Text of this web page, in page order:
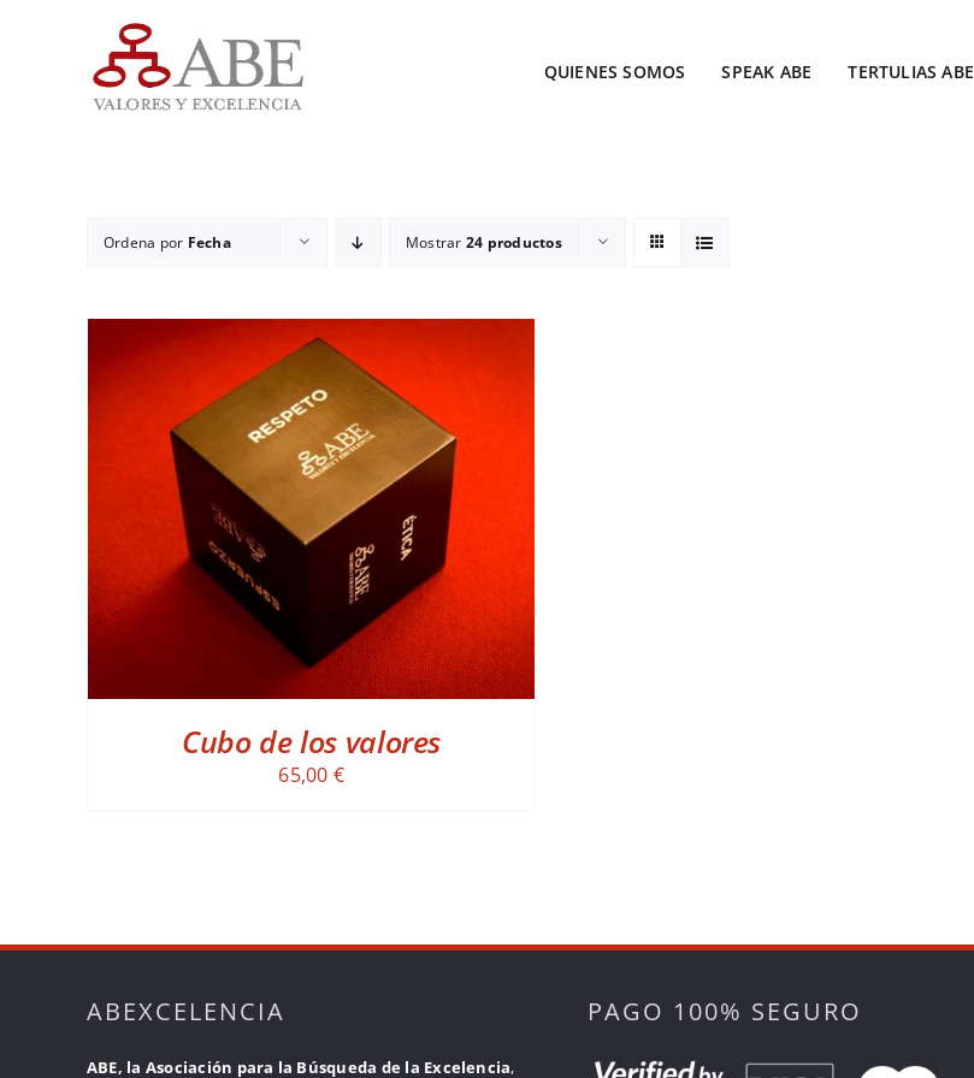
contenido
QUIENES SOMOS SPEAK ABE TERTULIAS ABE
Ordena por Fecha Mostrar 24 productos
ADD TO CART DETALLES
Cubo de los valores
65,00 €
ABEXCELENCIA
ABE, la Asociación para la Búsqueda de la Excelencia,
PAGO 100% SEGURO